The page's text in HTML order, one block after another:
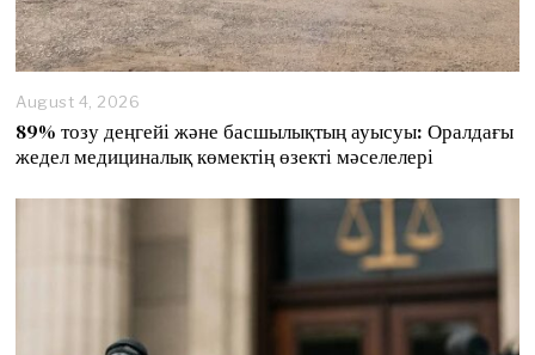
August 4, 2026
89% тозу деңгейі және басшылықтың ауысуы: Оралдағы
жедел медициналық көмектің өзекті мәселелері